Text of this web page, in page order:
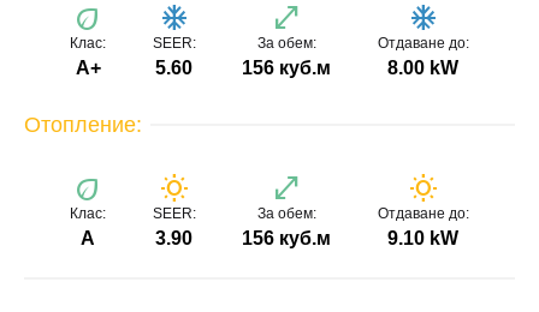
eco
Клас:
А+
ac_unit
SEER:
5.60
open_in_full
За обем:
156 куб.м
ac_unit
Отдаване до:
8.00 kW
Отопление:
eco
Клас:
A
wb_sunny
SEER:
3.90
open_in_full
За обем:
156 куб.м
wb_sunny
Отдаване до:
9.10 kW